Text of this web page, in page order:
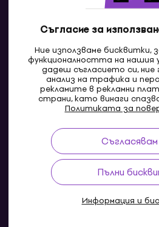
Съгласие за
Ние използваме бисквитки,
функционалността на нашия
дадеш съгласието си, ние
анализ на трафика и
рекламите в рекламни
страни, като винаги
Политиката за
Пълни
Информация и
MK